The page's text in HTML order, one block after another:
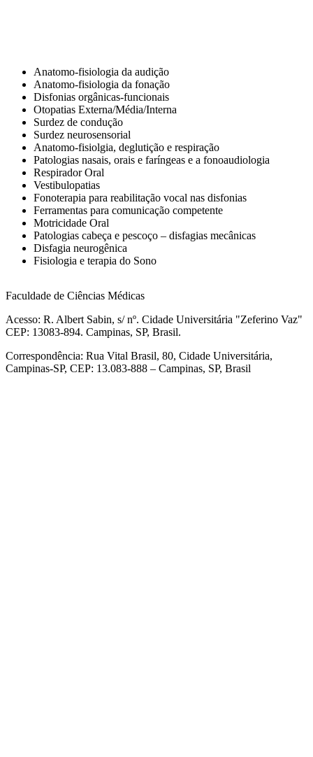
Anatomo-fisiologia da audição
Anatomo-fisiologia da fonação
Disfonias orgânicas-funcionais
Otopatias Externa/Média/Interna
Surdez de condução
Surdez neurosensorial
Anatomo-fisiolgia, deglutição e respiração
Patologias nasais, orais e faríngeas e a fonoaudiologia
Respirador Oral
Vestibulopatias
Fonoterapia para reabilitação vocal nas disfonias
Ferramentas para comunicação competente
Motricidade Oral
Patologias cabeça e pescoço – disfagias mecânicas
Disfagia neurogênica
Fisiologia e terapia do Sono
Faculdade de Ciências Médicas
Acesso: R. Albert Sabin, s/ nº. Cidade Universitária "Zeferino Vaz"
CEP: 13083-894. Campinas, SP, Brasil.
Correspondência: Rua Vital Brasil, 80, Cidade Universitária,
Campinas-SP, CEP: 13.083-888 – Campinas, SP, Brasil